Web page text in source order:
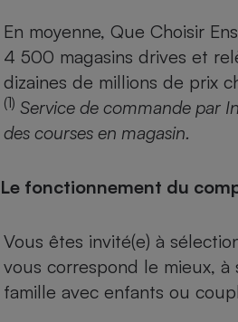
En moyenne, Que Choisir
4 500 magasins drives et
dizaines de millions de prix
(1) Service de commande par
des courses en magasin.
Le fonctionnement du
Vous êtes invité(e) à
vous correspond le mieux, à
famille avec enfants ou